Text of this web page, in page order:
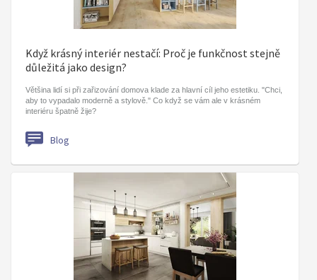
Když krásný interiér nestačí: Proč je funkčnost stejně
důležitá jako design?
Většina lidí si při zařizování domova klade za hlavní cíl jeho estetiku. "Chci,
aby to vypadalo moderně a stylově." Co když se vám ale v krásném
interiéru špatně žije?
Blog